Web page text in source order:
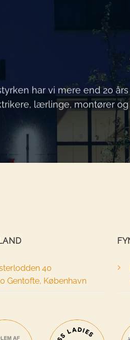
har vi mere end 20
lærlinge, montører
40
Gentofte, København